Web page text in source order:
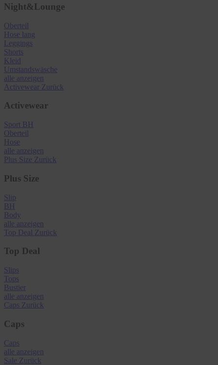
Night&Lounge
Oberteil
Hose lang
Leggings
Shorts
Kleid
Umstandswäsche
alle anzeigen
Activewear Zurück
Activewear
Sport BH
Oberteil
Hose
alle anzeigen
Plus Size Zurück
Plus Size
Slip
BH
Body
alle anzeigen
Top Deal Zurück
Top Deal
Slips
Tops
Bustier
alle anzeigen
Caps Zurück
Caps
Caps
alle anzeigen
Sale Zurück